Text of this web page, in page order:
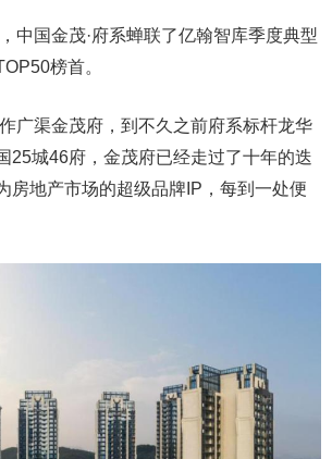
中国金茂·府系蝉联了亿翰智库季度典型
榜首。
广渠金茂府，到不久之前府系标杆龙华
25城46府，金茂府已经走过了十年的迭
房地产市场的超级品牌IP，每到一处便